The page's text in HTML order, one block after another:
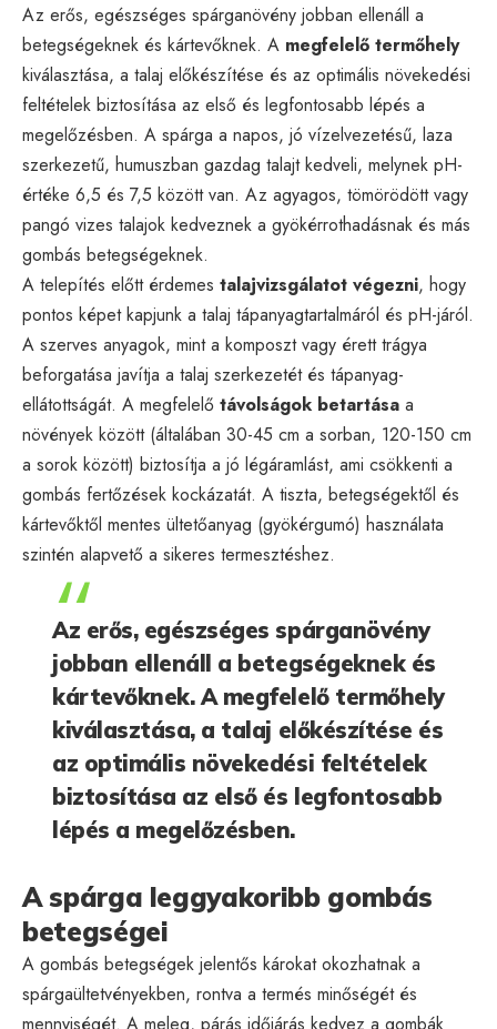
Az erős, egészséges spárganövény jobban ellenáll a
betegségeknek és kártevőknek. A megfelelő termőhely
kiválasztása, a talaj előkészítése és az optimális növekedési
feltételek biztosítása az első és legfontosabb lépés a
megelőzésben. A spárga a napos, jó vízelvezetésű, laza
szerkezetű, humuszban gazdag talajt kedveli, melynek pH-
értéke 6,5 és 7,5 között van. Az agyagos, tömörödött vagy
pangó vizes talajok kedveznek a gyökérrothadásnak és más
gombás betegségeknek.
A telepítés előtt érdemes talajvizsgálatot végezni, hogy
pontos képet kapjunk a talaj tápanyagtartalmáról és pH-járól.
A szerves anyagok, mint a komposzt vagy érett trágya
beforgatása javítja a talaj szerkezetét és tápanyag-
ellátottságát. A megfelelő távolságok betartása a
növények között (általában 30-45 cm a sorban, 120-150 cm
a sorok között) biztosítja a jó légáramlást, ami csökkenti a
gombás fertőzések kockázatát. A tiszta, betegségektől és
kártevőktől mentes ültetőanyag (gyökérgumó) használata
szintén alapvető a sikeres termesztéshez.
Az erős, egészséges spárganövény
jobban ellenáll a betegségeknek és
kártevőknek. A megfelelő termőhely
kiválasztása, a talaj előkészítése és
az optimális növekedési feltételek
biztosítása az első és legfontosabb
lépés a megelőzésben.
A spárga leggyakoribb gombás
betegségei
A gombás betegségek jelentős károkat okozhatnak a
spárgaültetvényekben, rontva a termés minőségét és
mennyiségét. A meleg, párás időjárás kedvez a gombák